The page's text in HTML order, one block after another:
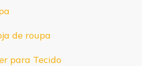
de roupa
para Tecido